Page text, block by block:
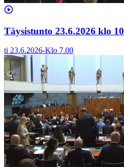
Täysistunto 23.6.2026 klo 10
ti 23.6.2026-Klo 7.00